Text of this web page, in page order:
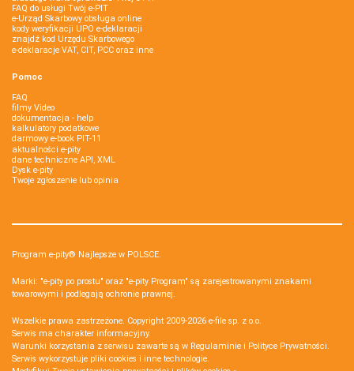
FAQ do usługi Twój e-PIT
e-Urząd Skarbowy obsługa online
kody weryfikacji UPO e-deklaracji
znajdź kod Urzędu Skarbowego
e-deklaracje VAT, CIT, PCC oraz inne
Pomoc
FAQ
filmy Video
dokumentacja - help
kalkulatory podatkowe
darmowy e-book PIT-11
aktualności e-pity
dane techniczne API, XML
Dysk e-pity
Twoje zgłoszenie lub opinia
Program e-pity® Najlepsze w POLSCE.
Marki: "e-pity po prostu" oraz "e-pity Program" są zarejestrowanymi znakami
towarowymi i podlegają ochronie prawnej.
Wszelkie prawa zastrzeżone. Copyright 2009-2026 e-file sp. z o.o.
Serwis ma charakter informacyjny.
Warunki korzystania z serwisu zawarte są w Regulaminie i Polityce Prywatności.
Serwis wykorzystuje pliki cookies i inne technologie.